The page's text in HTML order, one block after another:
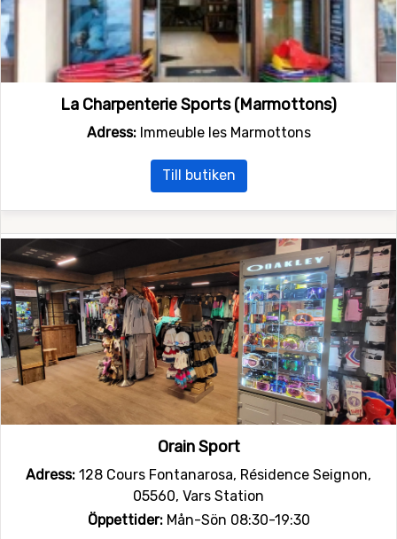
La Charpenterie Sports (Marmottons)
Adress:Immeuble les Marmottons
Till butiken
Orain Sport
Adress: 128 Cours Fontanarosa, Résidence Seignon,
05560, Vars Station
Öppettider:Mån-Sön 08:30-19:30